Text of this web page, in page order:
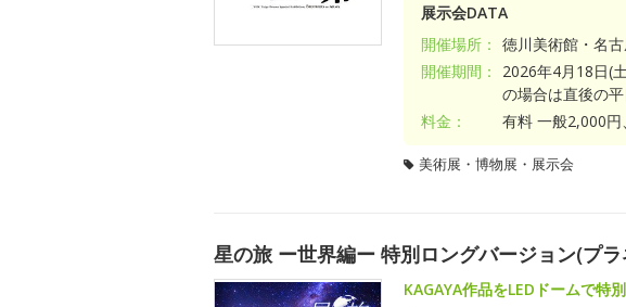
展示会DATA
開催場所： 徳川美術館・名
開催期間：
2026年4月18日(
の場合は直後の
料金：
有料 一般2,000
美術展・博物展・展示会
星の旅 ー世界編ー 特別ロングバージョン(プ
KAGAYA作品をLEDドームで特